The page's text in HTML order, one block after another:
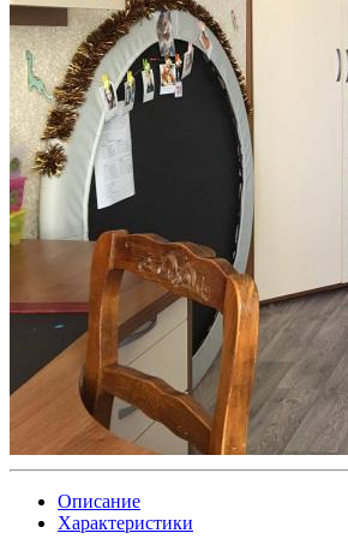
Описание
Характеристики